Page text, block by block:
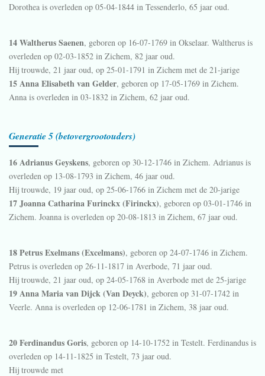
Dorothea is overleden op 05-04-1844 in Tessenderlo, 65 jaar oud.
14 Waltherus Saenen, geboren op 16-07-1769 in Okselaar. Waltherus is
overleden op 02-03-1852 in Zichem, 82 jaar oud.
Hij trouwde, 21 jaar oud, op 25-01-1791 in Zichem met de 21-jarige
15 Anna Elisabeth van Gelder, geboren op 17-05-1769 in Zichem.
Anna is overleden in 03-1832 in Zichem, 62 jaar oud.
Generatie 5 (betovergrootouders)
16 Adrianus Geyskens, geboren op 30-12-1746 in Zichem. Adrianus is
overleden op 13-08-1793 in Zichem, 46 jaar oud.
Hij trouwde, 19 jaar oud, op 25-06-1766 in Zichem met de 20-jarige
17 Joanna Catharina Furinckx (Firinckx), geboren op 03-01-1746 in
Zichem. Joanna is overleden op 20-08-1813 in Zichem, 67 jaar oud.
18 Petrus Exelmans (Excelmans), geboren op 24-07-1746 in Zichem.
Petrus is overleden op 26-11-1817 in Averbode, 71 jaar oud.
Hij trouwde, 21 jaar oud, op 24-05-1768 in Averbode met de 25-jarige
19 Anna Maria van Dijck (Van Deyck), geboren op 31-07-1742 in
Veerle. Anna is overleden op 12-06-1781 in Zichem, 38 jaar oud.
20 Ferdinandus Goris, geboren op 14-10-1752 in Testelt. Ferdinandus is
overleden op 14-11-1825 in Testelt, 73 jaar oud.
Hij trouwde met